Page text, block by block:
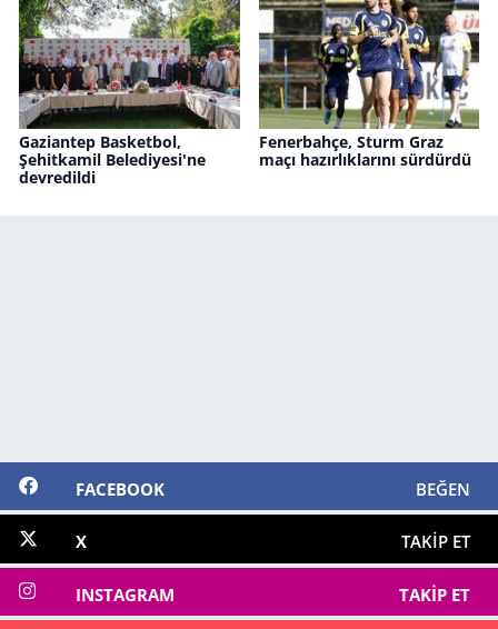
Gaziantep Basketbol,
Şehitkamil Belediyesi'ne
devredildi
Fenerbahçe, Sturm Graz
maçı hazırlıklarını sürdürdü
FACEBOOK BEĞEN
X TAKIP ET
INSTAGRAM TAKIP ET